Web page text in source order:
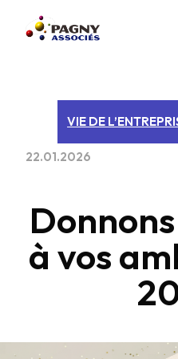
VIE DE
22.01.2026
à vos